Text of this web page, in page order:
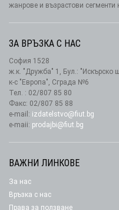
жанрове и възрастови сегменти
ЗА ВРЪЗКА С НАС
София 1528
ж.к. "Дружба" 1, Бул.: "Искърско
к-с "Европа", Сграда №6
Тел. : 02/807 85 80
Факс: 02/807 85 88
e-mail: izdatelstvo@fiut.bg
e-maii: prodajbi@fiut.bg
ВАЖНИ ЛИНКОВЕ
За нас
Връзка с нас
Права за ползване